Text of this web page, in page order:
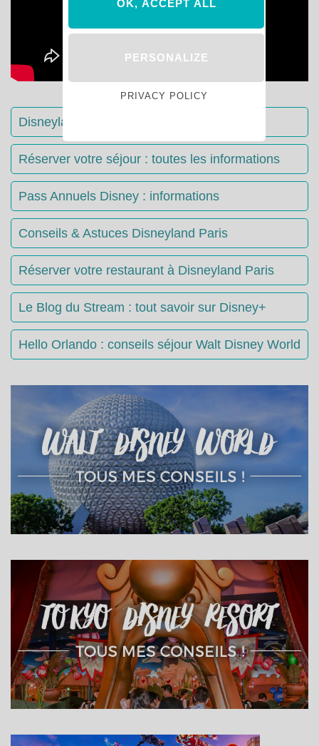
Disneyland Paris : Le guide complet
Réserver votre séjour : toutes les informations
Pass Annuels Disney : informations
Conseils & Astuces Disneyland Paris
Réserver votre restaurant à Disneyland Paris
Le Blog du Stream : tout savoir sur Disney+
Hello Orlando : conseils séjour Walt Disney World
OK, ACCEPT ALL
PERSONALIZE
PRIVACY POLICY